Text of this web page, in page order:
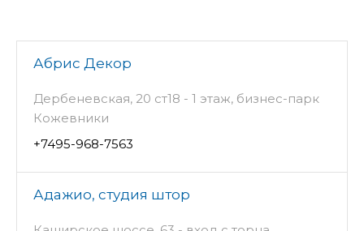
Абрис Декор
Дербеневская, 20 ст18 - 1 этаж, бизнес-парк
Кожевники
+7495-968-7563
Адажио, студия штор